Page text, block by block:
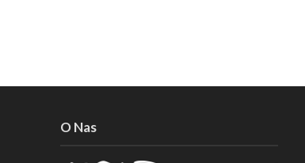
O Nas